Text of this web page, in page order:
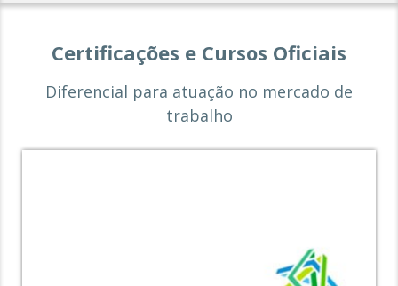
Certificações e Cursos Oficiais
Diferencial para atuação no mercado de
trabalho